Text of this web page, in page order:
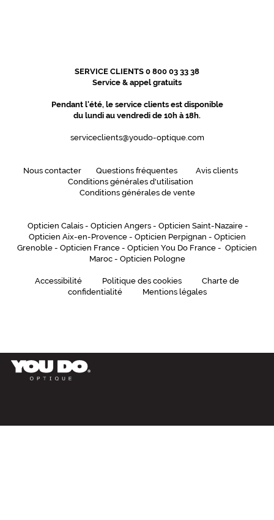
SERVICE CLIENTS 0 800 03 33 38
Service & appel gratuits
Pendant l'été, le service clients est disponible
du lundi au vendredi de 10h à 18h.
serviceclients@youdo-optique.com
Nous contacter Questions fréquentes
Avis clients
Conditions générales d'utilisation
Conditions générales de vente
Opticien Calais - Opticien Angers - Opticien Saint-Nazaire -
Opticien Aix-en-Provence- Opticien Perpignan - Opticien
Grenoble - Opticien France - Opticien You Do France - Opticien
Maroc- Opticien Pologne
Accessibilité Politique des cookies
Charte de
confidentialité
Mentions légales